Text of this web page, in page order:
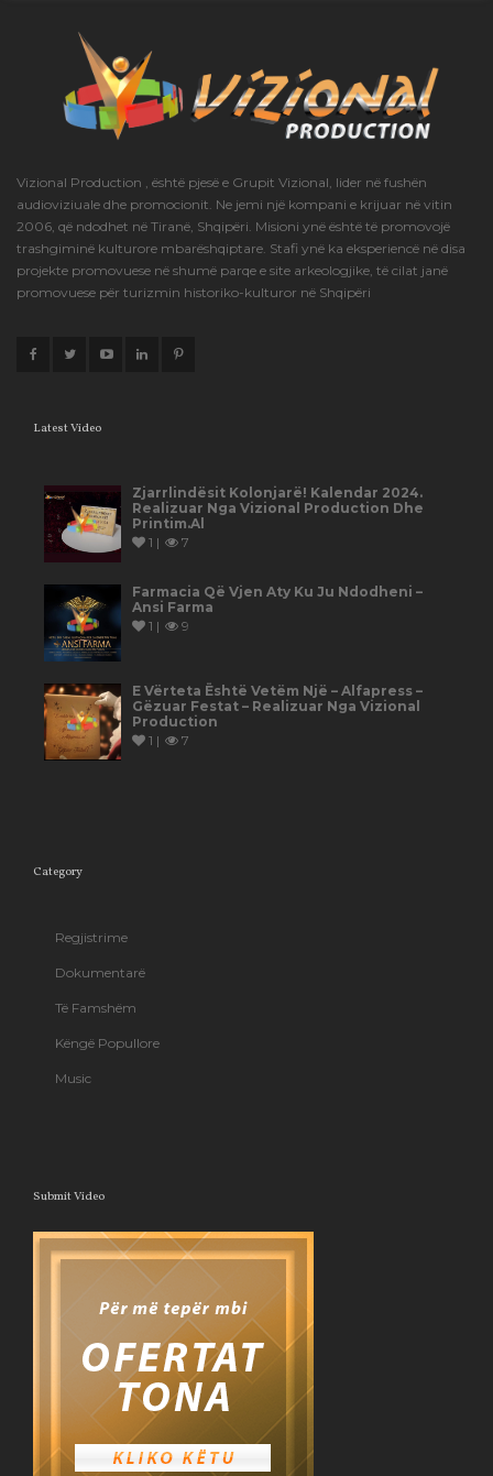
Vizional Production , është pjesë e Grupit Vizional, lider në fushën
audioviziuale dhe promocionit. Ne jemi një kompani e krijuar në vitin
2006, që ndodhet në Tiranë, Shqipëri. Misioni ynë është të promovojë
trashgiminë kulturore mbarëshqiptare. Stafi ynë ka eksperiencë në disa
projekte promovuese në shumë parqe e site arkeologjike, të cilat janë
promovuese për turizmin historiko-kulturor në Shqipëri
Latest Video
Zjarrlindësit Kolonjarë! Kalendar 2024.
Realizuar Nga Vizional Production Dhe
Printim.al
1 |
7
Farmacia Që Vjen Aty Ku Ju Ndodheni –
Ansi Farma
1 |
9
E Vërteta Është Vetëm Një – Alfapress –
Gëzuar Festat – Realizuar Nga Vizional
Production
1 |
7
Category
Regjistrime
Dokumentarë
Të Famshëm
Këngë Popullore
Music
Submit Video